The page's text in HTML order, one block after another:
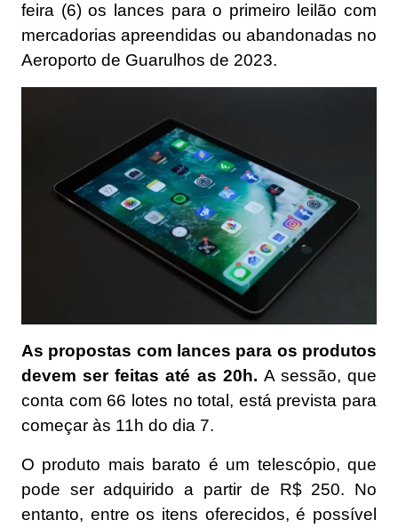
feira (6) os lances para o primeiro leilão com
mercadorias apreendidas ou abandonadas no
Aeroporto de Guarulhos de 2023.
As propostas com lances para os produtos
devem ser feitas até as 20h. A sessão, que
conta com 66 lotes no total, está prevista para
começar às 11h do dia 7.
O produto mais barato é um telescópio, que
pode ser adquirido a partir de R$ 250. No
entanto, entre os itens oferecidos, é possível